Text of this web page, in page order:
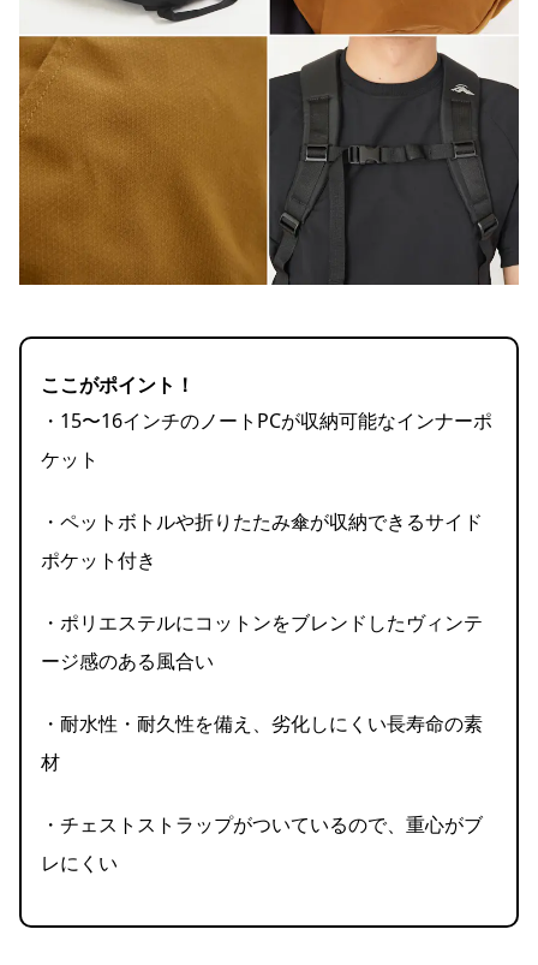
ここがポイント！
・15〜16インチのノートPCが収納可能なインナーポ
ケット
・ペットボトルや折りたたみ傘が収納できるサイド
ポケット付き
・ポリエステルにコットンをブレンドしたヴィンテ
ージ感のある風合い
・耐水性・耐久性を備え、劣化しにくい長寿命の素
材
・チェストストラップがついているので、重心がブ
レにくい